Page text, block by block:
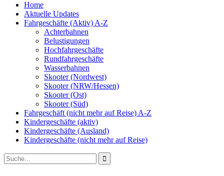
Home
Aktuelle Updates
Fahrgeschäfte (Aktiv) A-Z
Achterbahnen
Belustigungen
Hochfahrgeschäfte
Rundfahrgeschäfte
Wasserbahnen
Skooter (Nordwest)
Skooter (NRW/Hessen)
Skooter (Ost)
Skooter (Süd)
Fahrgeschäft (nicht mehr auf Reise) A-Z
Kindergeschäfte (aktiv)
Kindergeschäfte (Ausland)
Kindergeschäfte (nicht mehr auf Reise)